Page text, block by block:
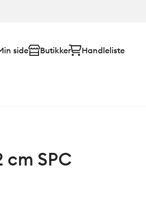
side Butikker Handleliste
cm SPC